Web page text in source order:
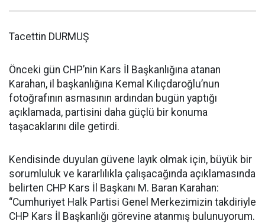
Tacettin DURMUŞ
Önceki gün CHP’nin Kars İl Başkanlığına atanan
Karahan, il başkanlığına Kemal Kılıçdaroğlu’nun
fotoğrafının asmasının ardından bugün yaptığı
açıklamada, partisini daha güçlü bir konuma
taşacaklarını dile getirdi.
Kendisinde duyulan güvene layık olmak için, büyük bir
sorumluluk ve kararlılıkla çalışacağında açıklamasında
belirten CHP Kars İl Başkanı M. Baran Karahan:
“Cumhuriyet Halk Partisi Genel Merkezimizin takdiriyle
CHP Kars İl Başkanlığı görevine atanmış bulunuyorum.